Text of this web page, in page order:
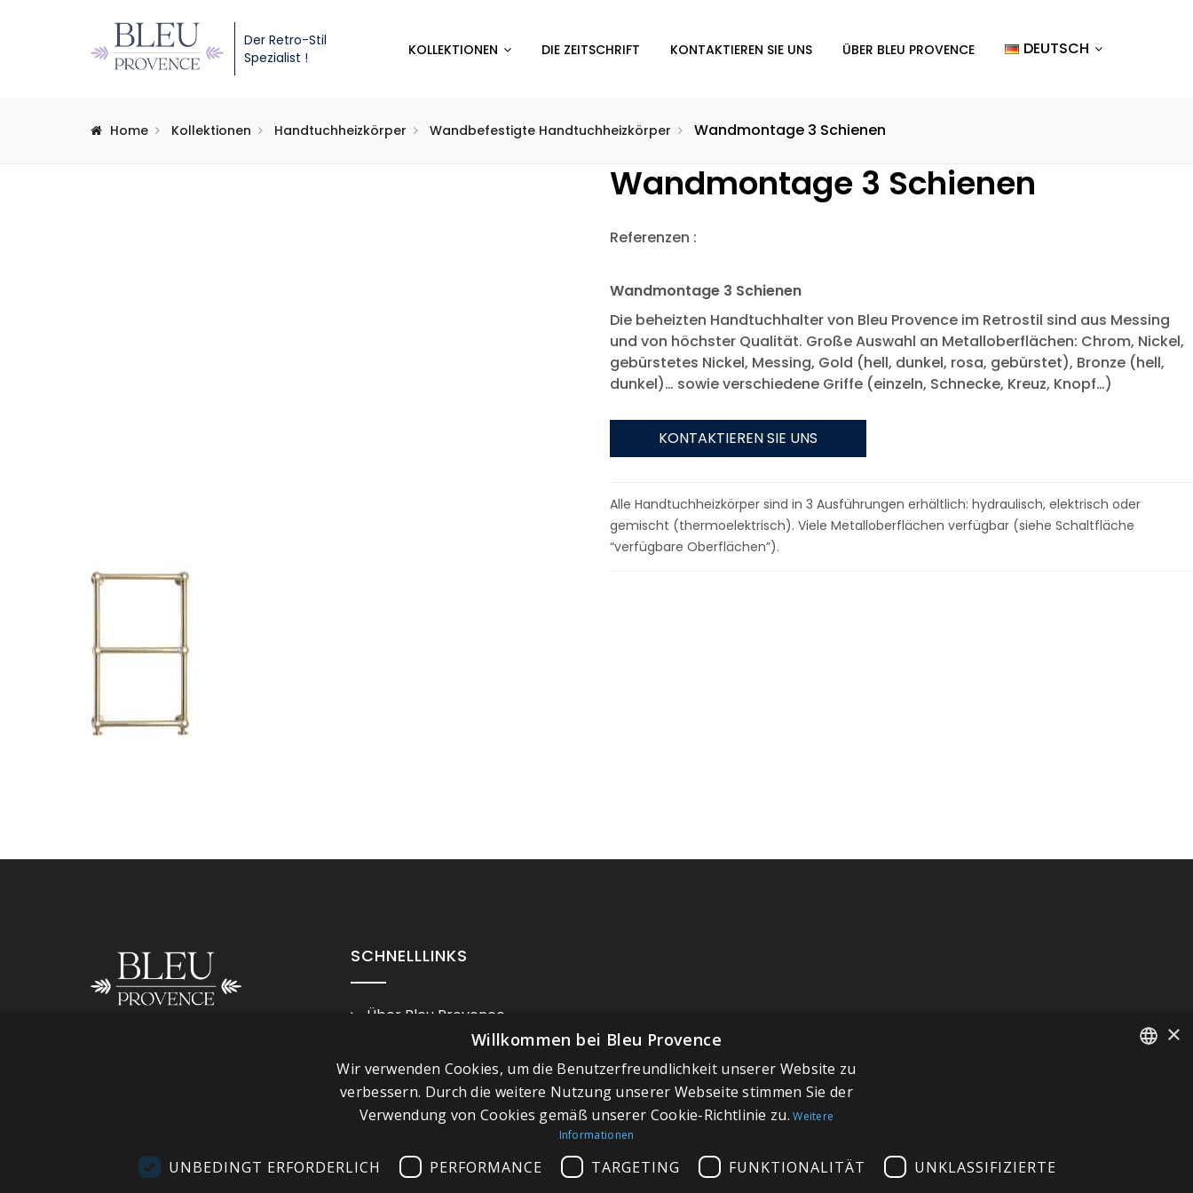
Der Retro-Stil
Spezialist !
KOLLEKTIONEN DIE ZEITSCHRIFT KONTAKTIEREN SIE UNS ÜBER BLEU PROVENCE DEUTSCH
Home Kollektionen Handtuchheizkörper Wandbefestigte Handtuchheizkörper Wandmontage 3 Schienen
Wandmontage 3 Schienen
Referenzen :
Wandmontage 3 Schienen
Die beheizten Handtuchhalter von Bleu Provence im Retrostil sind aus Messing
und von höchster Qualität. Große Auswahl an Metalloberflächen: Chrom, Nickel,
gebürstetes Nickel, Messing, Gold (hell, dunkel, rosa, gebürstet), Bronze (hell,
dunkel)… sowie verschiedene Griffe (einzeln, Schnecke, Kreuz, Knopf…)
KONTAKTIEREN SIE UNS
Alle Handtuchheizkörper sind in 3 Ausführungen erhältlich: hydraulisch, elektrisch oder
gemischt (thermoelektrisch). Viele Metalloberflächen verfügbar (siehe Schaltfläche
“verfügbare Oberflächen”).
SCHNELLLINKS
Über Bleu Provence
Geschäftsbedingungen
Kontaktieren Sie uns
Besuchen Sie unseren
Plan du site
×
Willkommen bei Bleu Provence
Wir verwenden Cookies, um die Benutzerfreundlichkeit unserer Website zu
verbessern. Durch die weitere Nutzung unserer Webseite stimmen Sie der
Verwendung von Cookies gemäß unserer Cookie-Richtlinie zu. Weitere
Informationen
UNBEDINGT ERFORDERLICH PERFORMANCE TARGETING FUNKTIONALITÄT UNKLASSIFIZIERTE